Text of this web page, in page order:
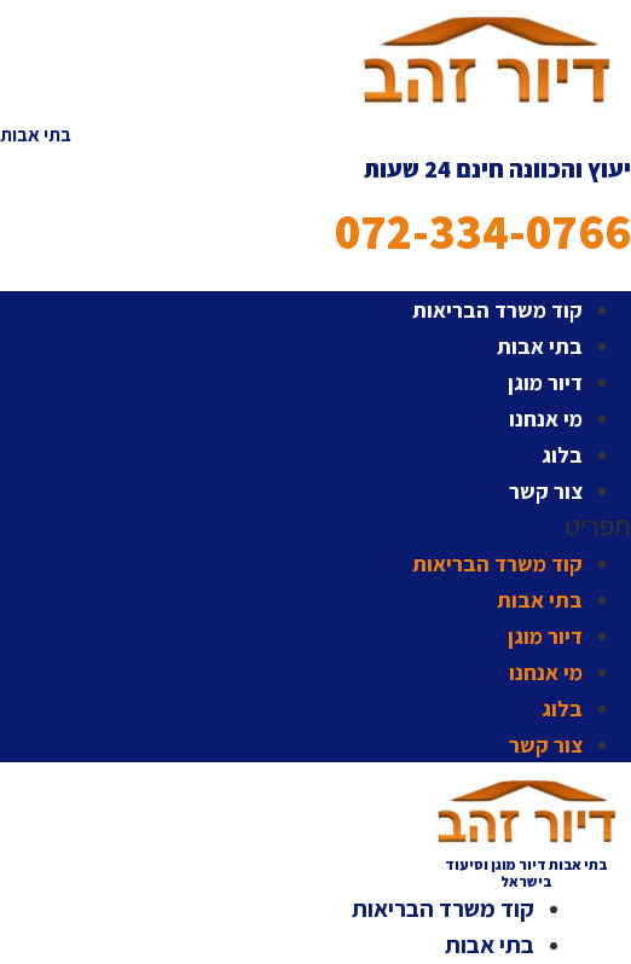
לתוכן
בתי אבות
יעוץ והכוונה חינם 24 שעות
072-334-0766
קוד משרד הבריאות
בתי אבות
דיור מוגן
מי אנחנו
בלוג
צור קשר
תפריט
קוד משרד הבריאות
בתי אבות
דיור מוגן
מי אנחנו
בלוג
צור קשר
בתי אבות דיור מוגן וסיעוד
בישראל
קוד משרד הבריאות
בתי אבות